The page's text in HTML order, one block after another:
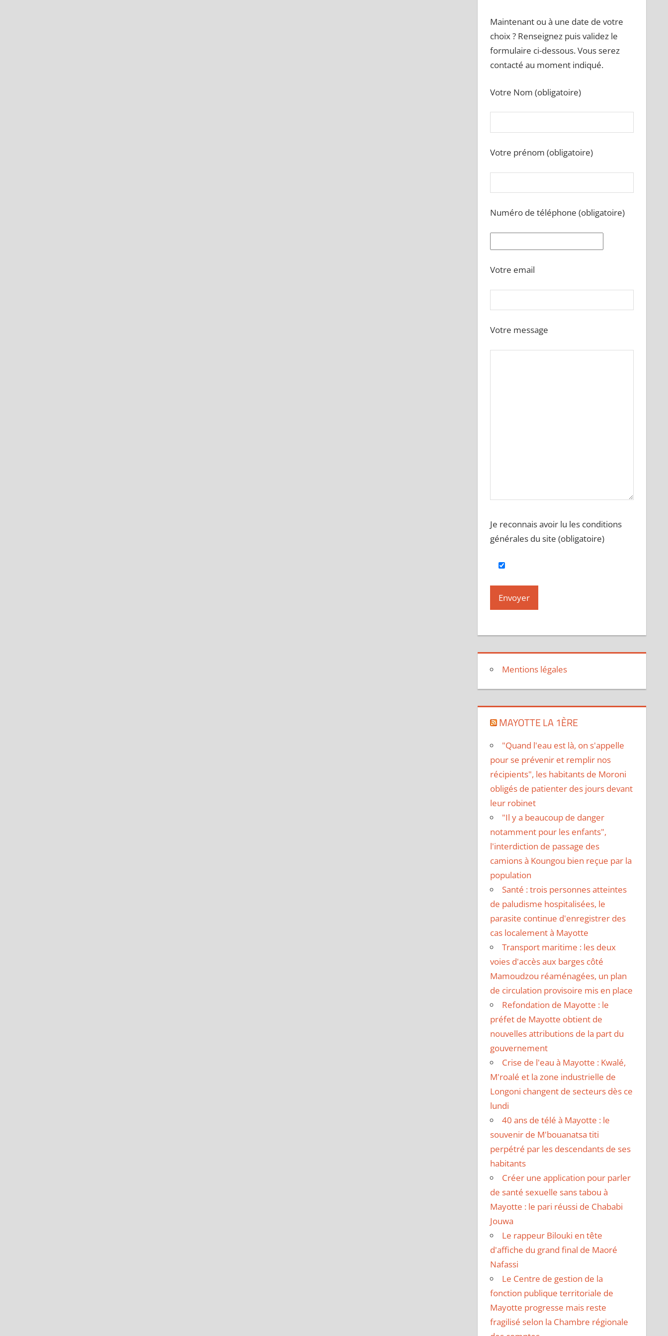
Maintenant ou à une date de votre
choix ? Renseignez puis validez le
formulaire ci-dessous. Vous serez
contacté au moment indiqué.
Votre Nom (obligatoire)
Votre prénom (obligatoire)
Numéro de téléphone (obligatoire)
Votre email
Votre message
Je reconnais avoir lu les conditions
générales du site (obligatoire)
Mentions légales
MAYOTTE LA 1ÈRE
"Quand l'eau est là, on s'appelle
pour se prévenir et remplir nos
récipients", les habitants de Moroni
obligés de patienter des jours devant
leur robinet
"Il y a beaucoup de danger
notamment pour les enfants",
l'interdiction de passage des
camions à Koungou bien reçue par la
population
Santé : trois personnes atteintes
de paludisme hospitalisées, le
parasite continue d'enregistrer des
cas localement à Mayotte
Transport maritime : les deux
voies d'accès aux barges côté
Mamoudzou réaménagées, un plan
de circulation provisoire mis en place
Refondation de Mayotte : le
préfet de Mayotte obtient de
nouvelles attributions de la part du
gouvernement
Crise de l'eau à Mayotte : Kwalé,
M'roalé et la zone industrielle de
Longoni changent de secteurs dès ce
lundi
40 ans de télé à Mayotte : le
souvenir de M'bouanatsa titi
perpétré par les descendants de ses
habitants
Créer une application pour parler
de santé sexuelle sans tabou à
Mayotte : le pari réussi de Chababi
Jouwa
Le rappeur Bilouki en tête
d'affiche du grand final de Maoré
Nafassi
Le Centre de gestion de la
fonction publique territoriale de
Mayotte progresse mais reste
fragilisé selon la Chambre régionale